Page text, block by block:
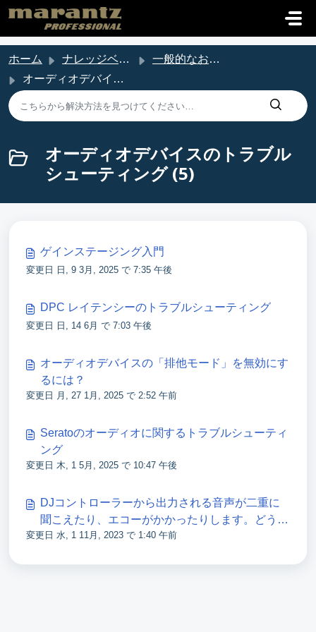
メインコンテンツに移動
ホーム ナレッジベース
一般的なお問い合わせ
オーディオデバイスのトラブルシューティング
オーディオデバイスのトラブル
シューティング (5)
ゲインステージング入門
変更日 日, 9 3月, 2025 で 7:35 午後
DPC レイテンシーのトラブルシューティング
変更日 日, 14 6月 で 7:03 午後
オーディオデバイスの「排他モード」を無効にす
るには？
変更日 月, 27 1月, 2025 で 2:52 午前
Seratoのオーディオに関するトラブルシューティ
ング
変更日 木, 1 5月, 2025 で 10:47 午後
DJコントローラーから出力される音声が二重に
聞こえたり、エコーがかかったりします。どうす
ればよいですか？
変更日 水, 1 11月, 2023 で 1:40 午前